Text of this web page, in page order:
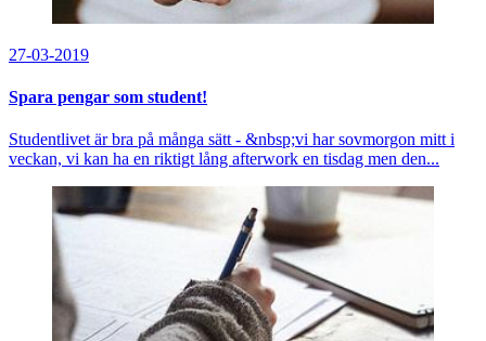
27-03-2019
Spara pengar som student!
Studentlivet är bra på många sätt - &nbsp;vi har sovmorgon mitt i
veckan, vi kan ha en riktigt lång afterwork en tisdag men den...